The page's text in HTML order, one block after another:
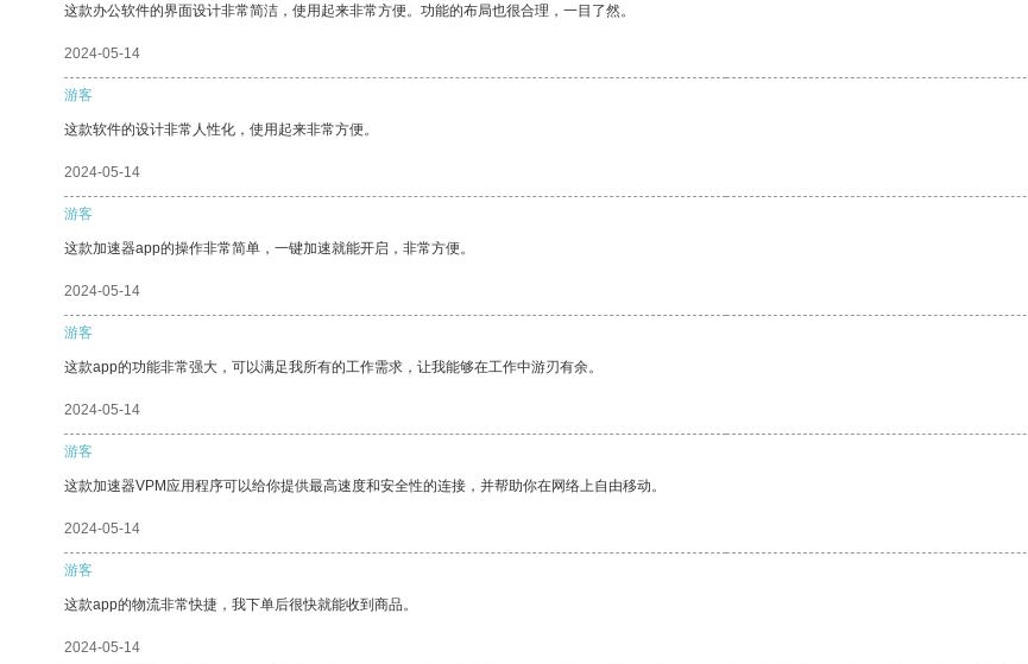
这款办公软件的界面设计非常简洁，使用起来非常方便。功能的布局也很合理，一目了然。
2024-05-14
游客
这款软件的设计非常人性化，使用起来非常方便。
2024-05-14
游客
这款加速器app的操作非常简单，一键加速就能开启，非常方便。
2024-05-14
游客
这款app的功能非常强大，可以满足我所有的工作需求，让我能够在工作中游刃有余。
2024-05-14
游客
这款加速器VPM应用程序可以给你提供最高速度和安全性的连接，并帮助你在网络上自由移动。
2024-05-14
游客
这款app的物流非常快捷，我下单后很快就能收到商品。
2024-05-14